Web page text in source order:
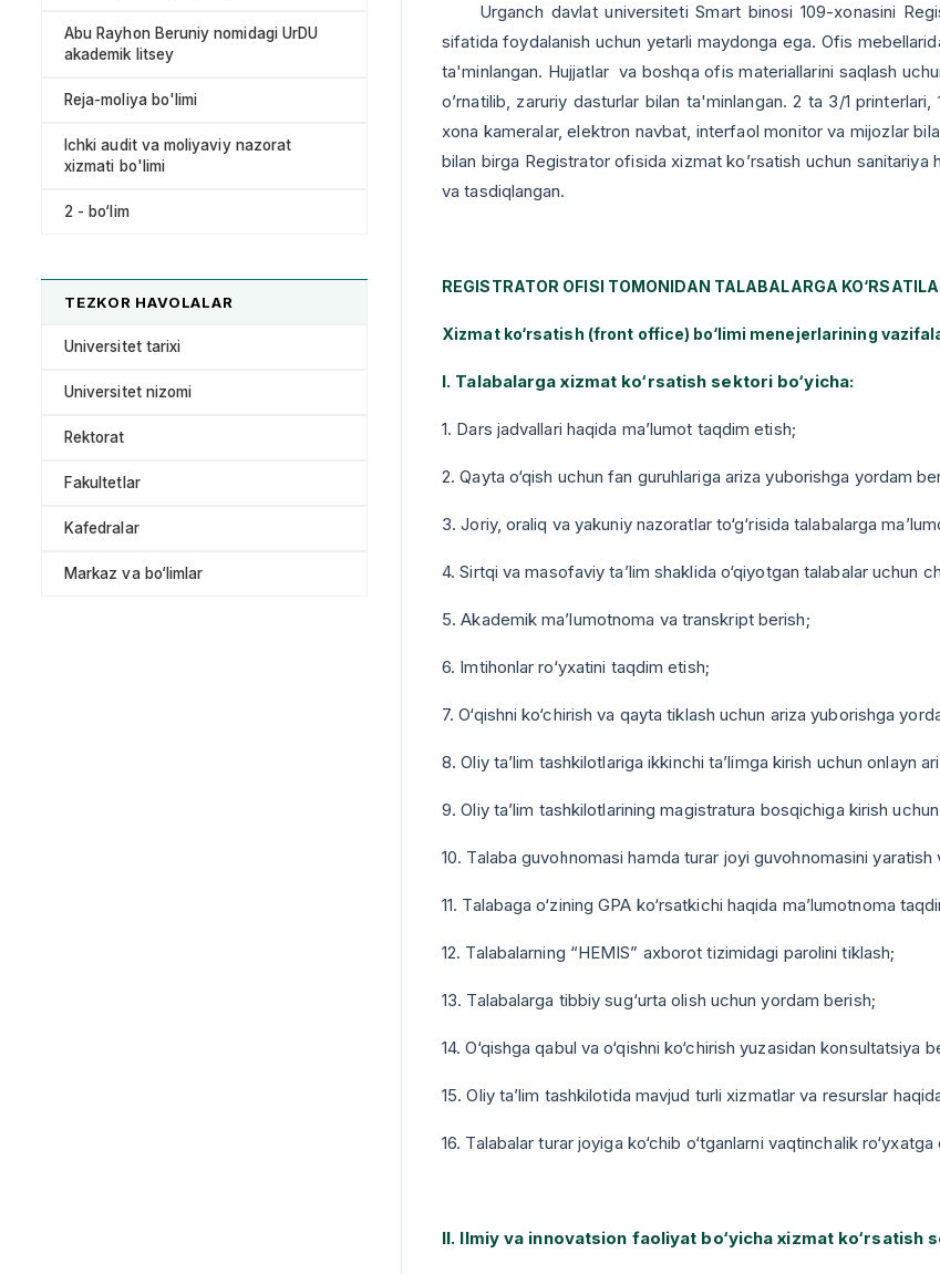
Urganch davlat universiteti Smart binosi 109-xonasini
sifatida foydalanish uchun yetarli maydonga ega. Ofis
ta'minlangan. Hujjatlar va boshqa ofis materiallarini saqlash
o’rnatilib, zаruriу dasturlar bilan ta'minlangan. 2 ta 3/1
xona kameralar, elektron navbat, interfaol monitor va mijozlar
bilan birga Registrator ofisida xizmat ko’rsatish uchun sanitariya
va tasdiqlangan.
REGISTRATOR OFISI TOMONIDAN TALABALARGA
Xizmat ko‘rsatish (front office) bo‘limi menejerlarining
I. Talabalarga xizmat ko‘rsatish sektori bo‘yicha:
1. Dars jadvallari haqida ma’lumot taqdim etish;
2. Qayta o‘qish uchun fan guruhlariga ariza yuborishga yordam
3. Joriy, oraliq va yakuniy nazoratlar to‘g‘risida talabalarga
4. Sirtqi va masofaviy ta’lim shaklida o‘qiyotgan talabalar uchun
5. Akademik ma’lumotnoma va transkript berish;
6. Imtihonlar ro‘yxatini taqdim etish;
7. O‘qishni ko‘chirish va qayta tiklash uchun ariza yuborishga
8. Oliy ta’lim tashkilotlariga ikkinchi ta’limga kirish uchun onlayn
9. Oliy ta’lim tashkilotlarining magistratura bosqichiga kirish
10. Talaba guvohnomasi hamda turar joyi guvohnomasini
11. Talabaga o‘zining GPA ko‘rsatkichi haqida ma’lumotnoma
12. Talabalarning “HEMIS” axborot tizimidagi parolini tiklash;
13. Talabalarga tibbiy sug‘urta olish uchun yordam berish;
14. O‘qishga qabul va o‘qishni ko‘chirish yuzasidan konsultatsiya
15. Oliy ta’lim tashkilotida mavjud turli xizmatlar va resurslar
16. Talabalar turar joyiga ko‘chib o‘tganlarni vaqtinchalik
II. Ilmiy va innovatsion faoliyat bo‘yicha xizmat ko‘rsatish
Abu Rayhon Beruniy nomidagi UrDU
akademik litsey
Reja-moliya bo'limi
Ichki audit va moliyaviy nazorat
xizmati bo'limi
2 - bo‘lim
TEZKOR HAVOLALAR
Universitet tarixi
Universitet nizomi
Rektorat
Fakultetlar
Kafedralar
Markaz va bo‘limlar